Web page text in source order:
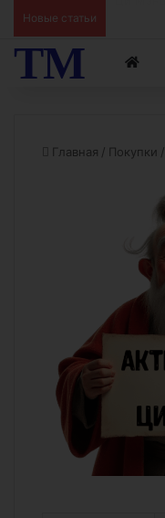
Новые статьи
ТМ
Главная / Покупки /